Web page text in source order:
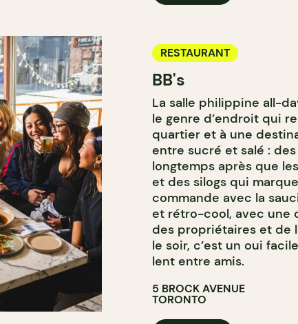
RESTAURANT
BB's
La salle philippine all-
le genre d’endroit qui
quartier et à une
entre sucré et salé :
longtemps après que
et des silogs qui
commande avec la
et rétro-cool, avec une
des propriétaires et de
le soir, c’est un oui
lent entre amis.
5 BROCK AVENUE
TORONTO